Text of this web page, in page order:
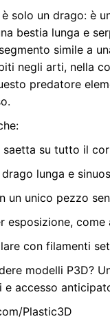
solo un drago: è
bestia lunga e
simile a
negli arti, nella
predatore
saetta su tutto il
drago lunga e
un unico pezzo
esposizione,
con filamenti
modelli P3D?
e accesso
Plastic3D